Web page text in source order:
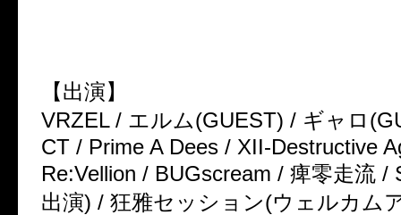
【出演】
VRZEL / エルム(GUEST) / ギャロ
CT / Prime A Dees / XII-Destructive
Re:Vellion / BUGscream / 痺零走流 /
出演) / 狂雅セッション(ウェルカム